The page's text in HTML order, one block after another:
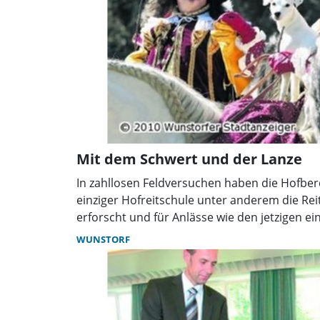
Mit dem Schwert und der Lanze
In zahllosen Feldversuchen haben die
einziger Hofreitschule unter anderem die
erforscht und für Anlässe wie den jetzigen
angelegt. Geschlitzte Beinkleider, Rapier und
aufgeschlagene Hutkrempen,
Damenroben harren ihres Einsatzes zu Fuß
Prächtig und stolz: Die Hofreitschule in
Renaissance-Turnier im Rahmen des
WUNSTORF